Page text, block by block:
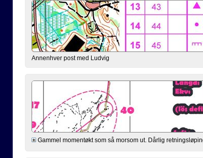
Annenhver post med Ludvig
Gammel momentøkt som så morsom ut. Dårlig